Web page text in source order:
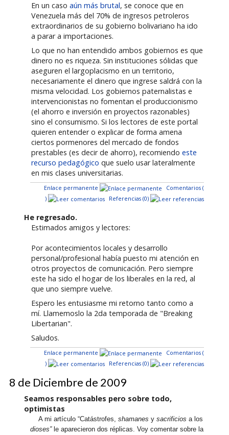
En un casoaún más brutal, se conoce que en
Venezuela más del 70% de ingresos petroleros
extraordinarios de su gobierno bolivariano ha ido
a parar a importaciones.
Lo que no han entendido ambos gobiernos es que
dinero no es riqueza. Sin instituciones sólidas que
aseguren el largoplacismo en un territorio,
necesariamente el dinero que ingrese saldrá con la
misma velocidad. Los gobiernos paternalistas e
intervencionistas no fomentan el produccionismo
(el ahorro e inversión en proyectos razonables)
sino el consumismo. Si los lectores de este portal
quieren entender o explicar de forma amena
ciertos pormenores del mercado de fondos
prestables (es decir de ahorro), recomiendoeste
recurso pedagógico que suelo usar lateralmente
en mis clases universitarias.
Enlace permanente
Comentarios (
)
Referencias (0)
He regresado.
Estimados amigos y lectores:
Por acontecimientos locales y desarrollo
personal/profesional había puesto mi atención en
otros proyectos de comunicación. Pero siempre
este ha sido el hogar de los liberales en la red, al
que uno siempre vuelve.
Espero les entusiasme mi retorno tanto como a
mí. Llamemoslo la 2da temporada de "Breaking
Libertarian".
Saludos.
Enlace permanente
Comentarios (
)
Referencias (0)
8 de Diciembre de 2009
Seamos responsables pero sobre todo,
optimistas
A mi artículo “Catástrofes,shamanes ysacrificios a los
dioses” le aparecieron dos réplicas. Voy comentar sobre la